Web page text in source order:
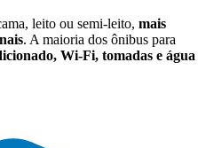
leito ou semi-leito, mais
. A maioria dos ônibus para
Wi-Fi, tomadas e água